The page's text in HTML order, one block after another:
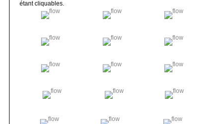
étant cliquables.